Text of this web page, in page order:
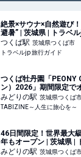
絶景×サウナ×自然遊び
避暑” | 茨城県 | トラベ
つくば駅 茨城県つくば市
トラベルjp 旅行ガイド
つくば牡丹園「PEONY
ン）2026」期間限定で
開催｜茨城県 |
みどりの駅 茨城県つくば
TABIZINE～人生に旅心を～
46日間限定！世界最大
年もオープン | 茨城県 |
みどりの駅 茨城県つくば